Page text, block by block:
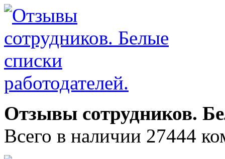
Отзывы сотрудников.
Всего в наличии 27444